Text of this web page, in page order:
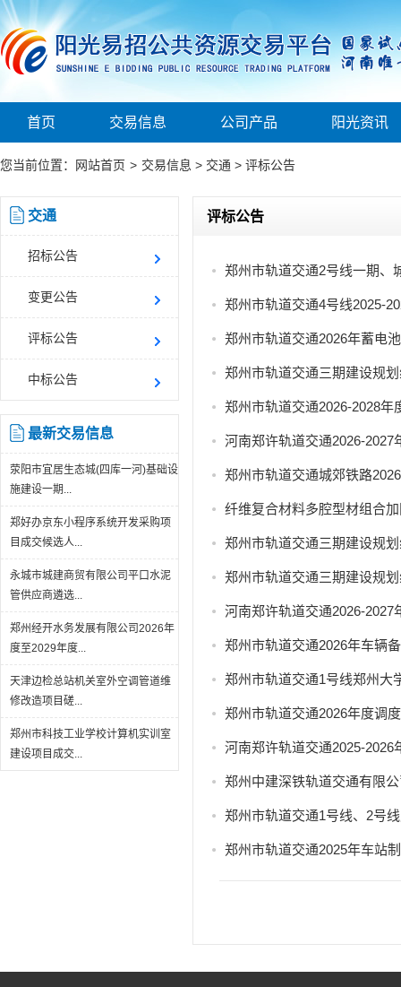
首页 交易信息 公司产品 阳光资讯
您当前位置： 网站首页 > 交易信息 > 交通 > 评标公告
交通
招标公告
变更公告
评标公告
中标公告
最新交易信息
荥阳市宜居生态城(四库一河)基础设
施建设一期...
郑好办京东小程序系统开发采购项
目成交候选人...
永城市城建商贸有限公司平口水泥
管供应商遴选...
郑州经开水务发展有限公司2026年
度至2029年度...
天津边检总站机关室外空调管道维
修改造项目磋...
郑州市科技工业学校计算机实训室
建设项目成交...
评标公告
郑州市轨道交通2号线一期、
郑州市轨道交通4号线2025-
郑州市轨道交通2026年蓄电
郑州市轨道交通2026-2028
河南郑许轨道交通2026-
郑州市轨道交通城郊铁路
纤维复合材料多腔型材组合
郑州市轨道交通三期建设规
郑州市轨道交通三期建设规
河南郑许轨道交通2026-
郑州市轨道交通2026年车辆
郑州市轨道交通1号线郑州大
郑州市轨道交通2026年度调
河南郑许轨道交通2025-
郑州中建深铁轨道交通有限
郑州市轨道交通1号线、2号
郑州市轨道交通2025年车站